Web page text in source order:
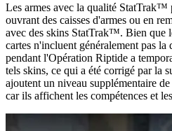
Les armes avec la qualité StatTrak™
ouvrant des caisses d'armes ou en
avec des skins StatTrak™. Bien que
cartes n'incluent généralement pas
pendant l'Opération Riptide a
tels skins, ce qui a été corrigé par la
ajoutent un niveau supplémentaire
car ils affichent les compétences et